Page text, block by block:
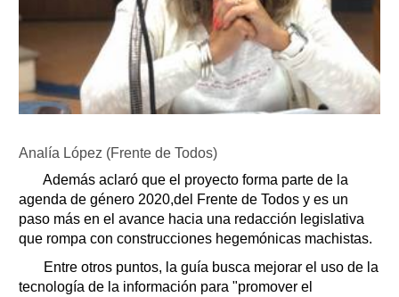
Analía López (Frente de Todos)
Además aclaró que el proyecto forma parte de la
agenda de género 2020,del Frente de Todos y es un
paso más en el avance hacia una redacción legislativa
que rompa con construcciones hegemónicas machistas.
Entre otros puntos, la guía busca mejorar el uso de la
tecnología de la información para "promover el